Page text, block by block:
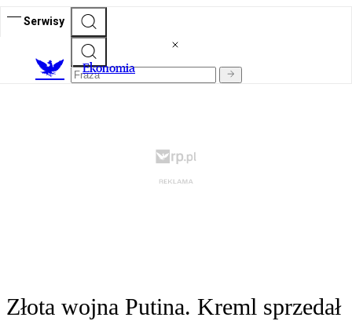
Serwisy
Ekonomia
Złota wojna Putina. Kreml sprzedał